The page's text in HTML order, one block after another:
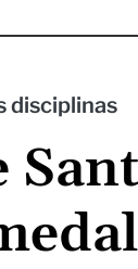
disciplinas